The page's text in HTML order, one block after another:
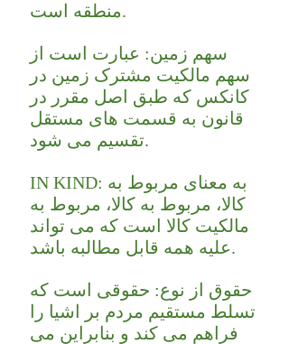
منطقه است.
سهم زمین: عبارت است از
سهم مالکیت مشترک زمین در
کانکس که طبق اصل مقرر در
قانون به قسمت های مستقل
تقسیم می شود.
IN KIND: به معنای مربوط به
کالا، مربوط به کالا، مربوط به
مالکیت کالا است که می تواند
علیه همه قابل مطالبه باشد.
حقوق از نوع: حقوقی است که
تسلط مستقیم مردم بر اشیا را
فراهم می کند و بنابراین می